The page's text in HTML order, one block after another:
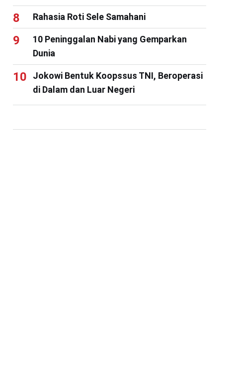
Rahasia Roti Sele Samahani
10 Peninggalan Nabi yang Gemparkan
Dunia
Jokowi Bentuk Koopssus TNI, Beroperasi
di Dalam dan Luar Negeri